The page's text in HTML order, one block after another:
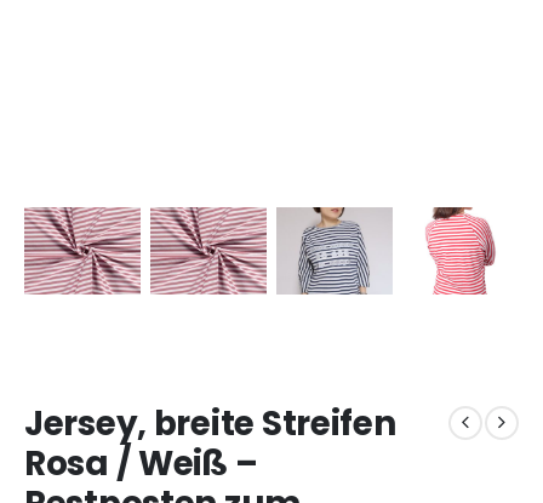
Jersey, breite Streifen
Rosa / Weiß –